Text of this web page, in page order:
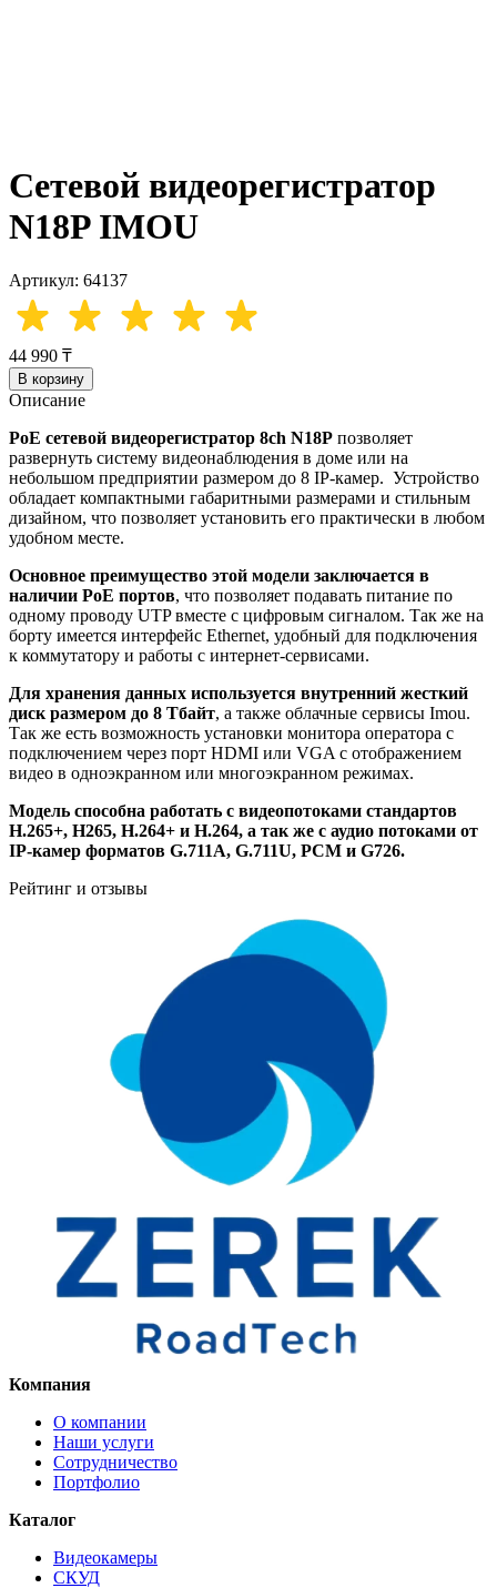
Сетевой видеорегистратор
N18P IMOU
Артикул: 64137
44 990 ₸
В корзину
Описание
PoE сетевой видеорегистратор 8ch N18P позволяет
развернуть систему видеонаблюдения в доме или на
небольшом предприятии размером до 8 IP-камер. Устройство
обладает компактными габаритными размерами и стильным
дизайном, что позволяет установить его практически в любом
удобном месте.
Основное преимущество этой модели заключается в
наличии PoE портов, что позволяет подавать питание по
одному проводу UTP вместе с цифровым сигналом. Так же на
борту имеется интерфейс Ethernet, удобный для подключения
к коммутатору и работы с интернет-сервисами.
Для хранения данных используется внутренний жесткий
диск размером до 8 Тбайт, а также облачные сервисы Imou.
Так же есть возможность установки монитора оператора с
подключением через порт HDMI или VGA с отображением
видео в одноэкранном или многоэкранном режимах.
Модель способна работать с видеопотоками стандартов
H.265+, H265, H.264+ и H.264, а так же с аудио потоками от
IP-камер форматов G.711A, G.711U, PCM и G726.
Рейтинг и отзывы
Компания
О компании
Наши услуги
Сотрудничество
Портфолио
Каталог
Видеокамеры
СКУД